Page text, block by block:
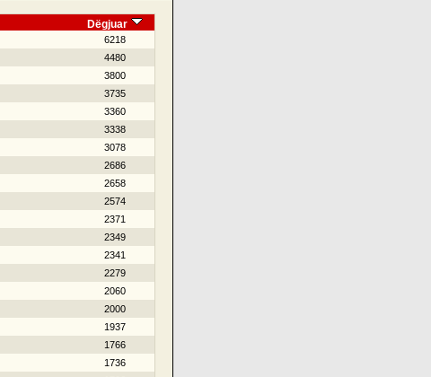
Dëgjuar
6218
4480
3800
3735
3360
3338
3078
2686
2658
2574
2371
2349
2341
2279
2060
2000
1937
1766
1736